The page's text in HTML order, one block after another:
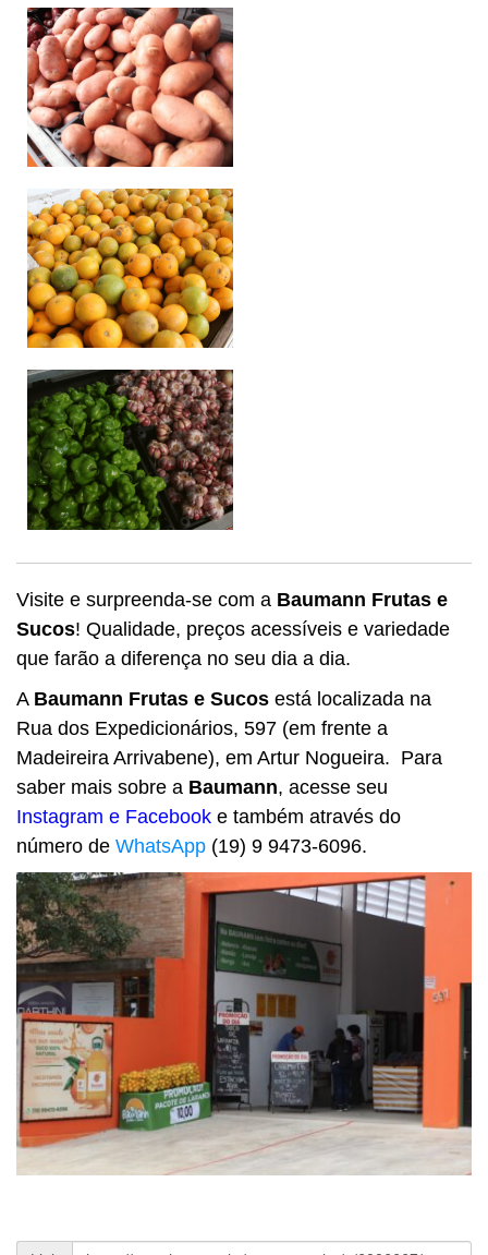
Visite e surpreenda-se com a Baumann Frutas e
Sucos! Qualidade, preços acessíveis e variedade
que farão a diferença no seu dia a dia.
A Baumann Frutas e Sucos está localizada na
Rua dos Expedicionários, 597 (em frente a
Madeireira Arrivabene), em Artur Nogueira. Para
saber mais sobre a Baumann, acesse seu
Instagram e Facebook e também através do
número de WhatsApp (19) 9 9473-6096.